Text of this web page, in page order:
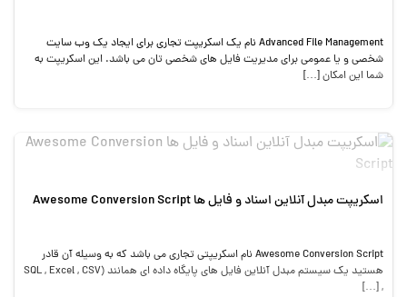
Advanced File Management نام یک اسکریپت تجاری برای ایجاد یک وب سایت
شخصی و یا عمومی برای مدیریت فایل های شخصی تان می باشد. این اسکریپت به
شما این امکان […]
اسکریپت مبدل آنلاین اسناد و فایل ها Awesome Conversion Script
Awesome Conversion Script نام اسکریپتی تجاری می باشد که به وسیله آن قادر
هستید یک سیستم مبدل آنلاین فایل های پایگاه داده ای همانند (SQL , Excel , CSV
, […]